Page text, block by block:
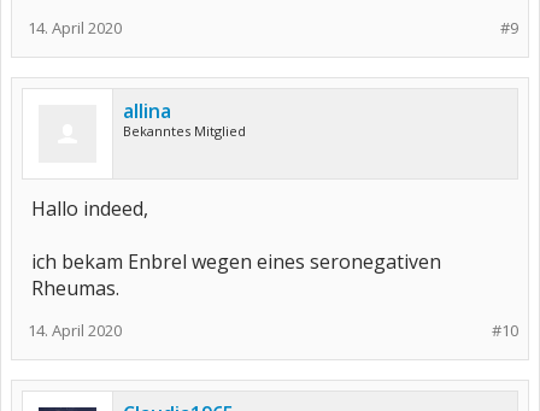
#9
14. April 2020
allina
Bekanntes Mitglied
Hallo indeed,
ich bekam Enbrel wegen eines seronegativen
Rheumas.
#10
14. April 2020